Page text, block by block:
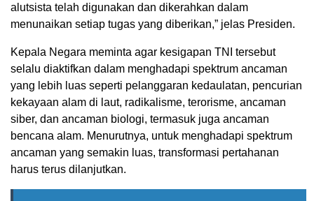
alutsista telah digunakan dan dikerahkan dalam
menunaikan setiap tugas yang diberikan,” jelas Presiden.
Kepala Negara meminta agar kesigapan TNI tersebut
selalu diaktifkan dalam menghadapi spektrum ancaman
yang lebih luas seperti pelanggaran kedaulatan, pencurian
kekayaan alam di laut, radikalisme, terorisme, ancaman
siber, dan ancaman biologi, termasuk juga ancaman
bencana alam. Menurutnya, untuk menghadapi spektrum
ancaman yang semakin luas, transformasi pertahanan
harus terus dilanjutkan.